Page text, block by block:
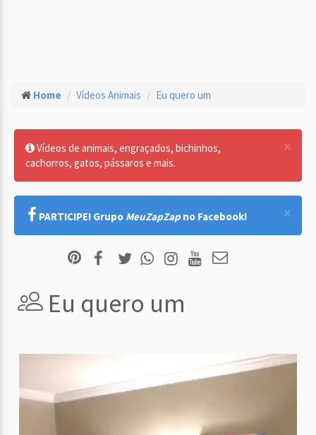
Home Vídeos Animais Eu quero um
×
Vídeos de animais, engraçados, bichinhos,
cachorros, gatos, pássaros e mais.
×
PARTICIPE! Grupo MeuZapZap no Facebook!
Eu quero um